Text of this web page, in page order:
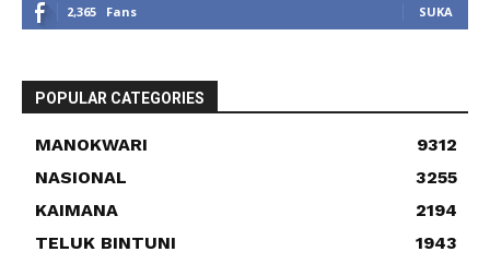
2,365 Fans SUKA
POPULAR CATEGORIES
MANOKWARI
9312
NASIONAL
3255
KAIMANA
2194
TELUK BINTUNI
1943